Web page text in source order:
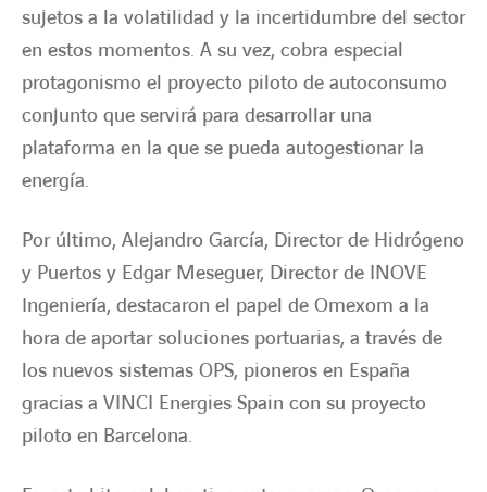
sujetos a la volatilidad y la incertidumbre del sector
en estos momentos. A su vez, cobra especial
protagonismo el proyecto piloto de autoconsumo
conjunto que servirá para desarrollar una
plataforma en la que se pueda autogestionar la
energía.
Por último, Alejandro García, Director de Hidrógeno
y Puertos y Edgar Meseguer, Director de INOVE
Ingeniería, destacaron el papel de Omexom a la
hora de aportar soluciones portuarias, a través de
los nuevos sistemas OPS, pioneros en España
gracias a VINCI Energies Spain con su proyecto
piloto en Barcelona.